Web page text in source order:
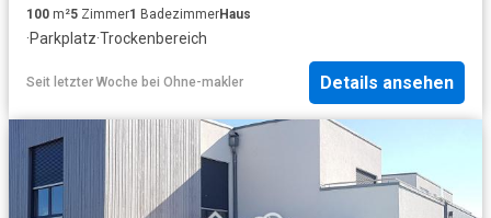
100 m²5 Zimmer1 BadezimmerHaus
·Parkplatz·Trockenbereich
Seit letzter Woche bei Ohne-makler Details ansehen